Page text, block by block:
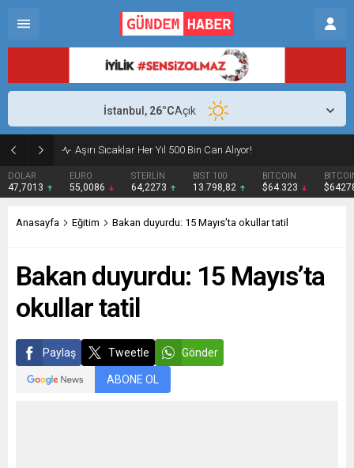
Aşırı Sıcaklar Her Yıl 500 Bin Can Alıyor!
DOLAR
47,7013
EURO
55,0086
STERLİN
64,2273
BIST 100
13.798,82
BITCOIN
$64.323
İstanbul, 26°CAçık
Anasayfa Eğitim Bakan duyurdu: 15 Mayıs’ta okullar tatil
Bakan duyurdu: 15 Mayıs’ta
okullar tatil
Paylaş Tweetle Gönder
ABONE OL